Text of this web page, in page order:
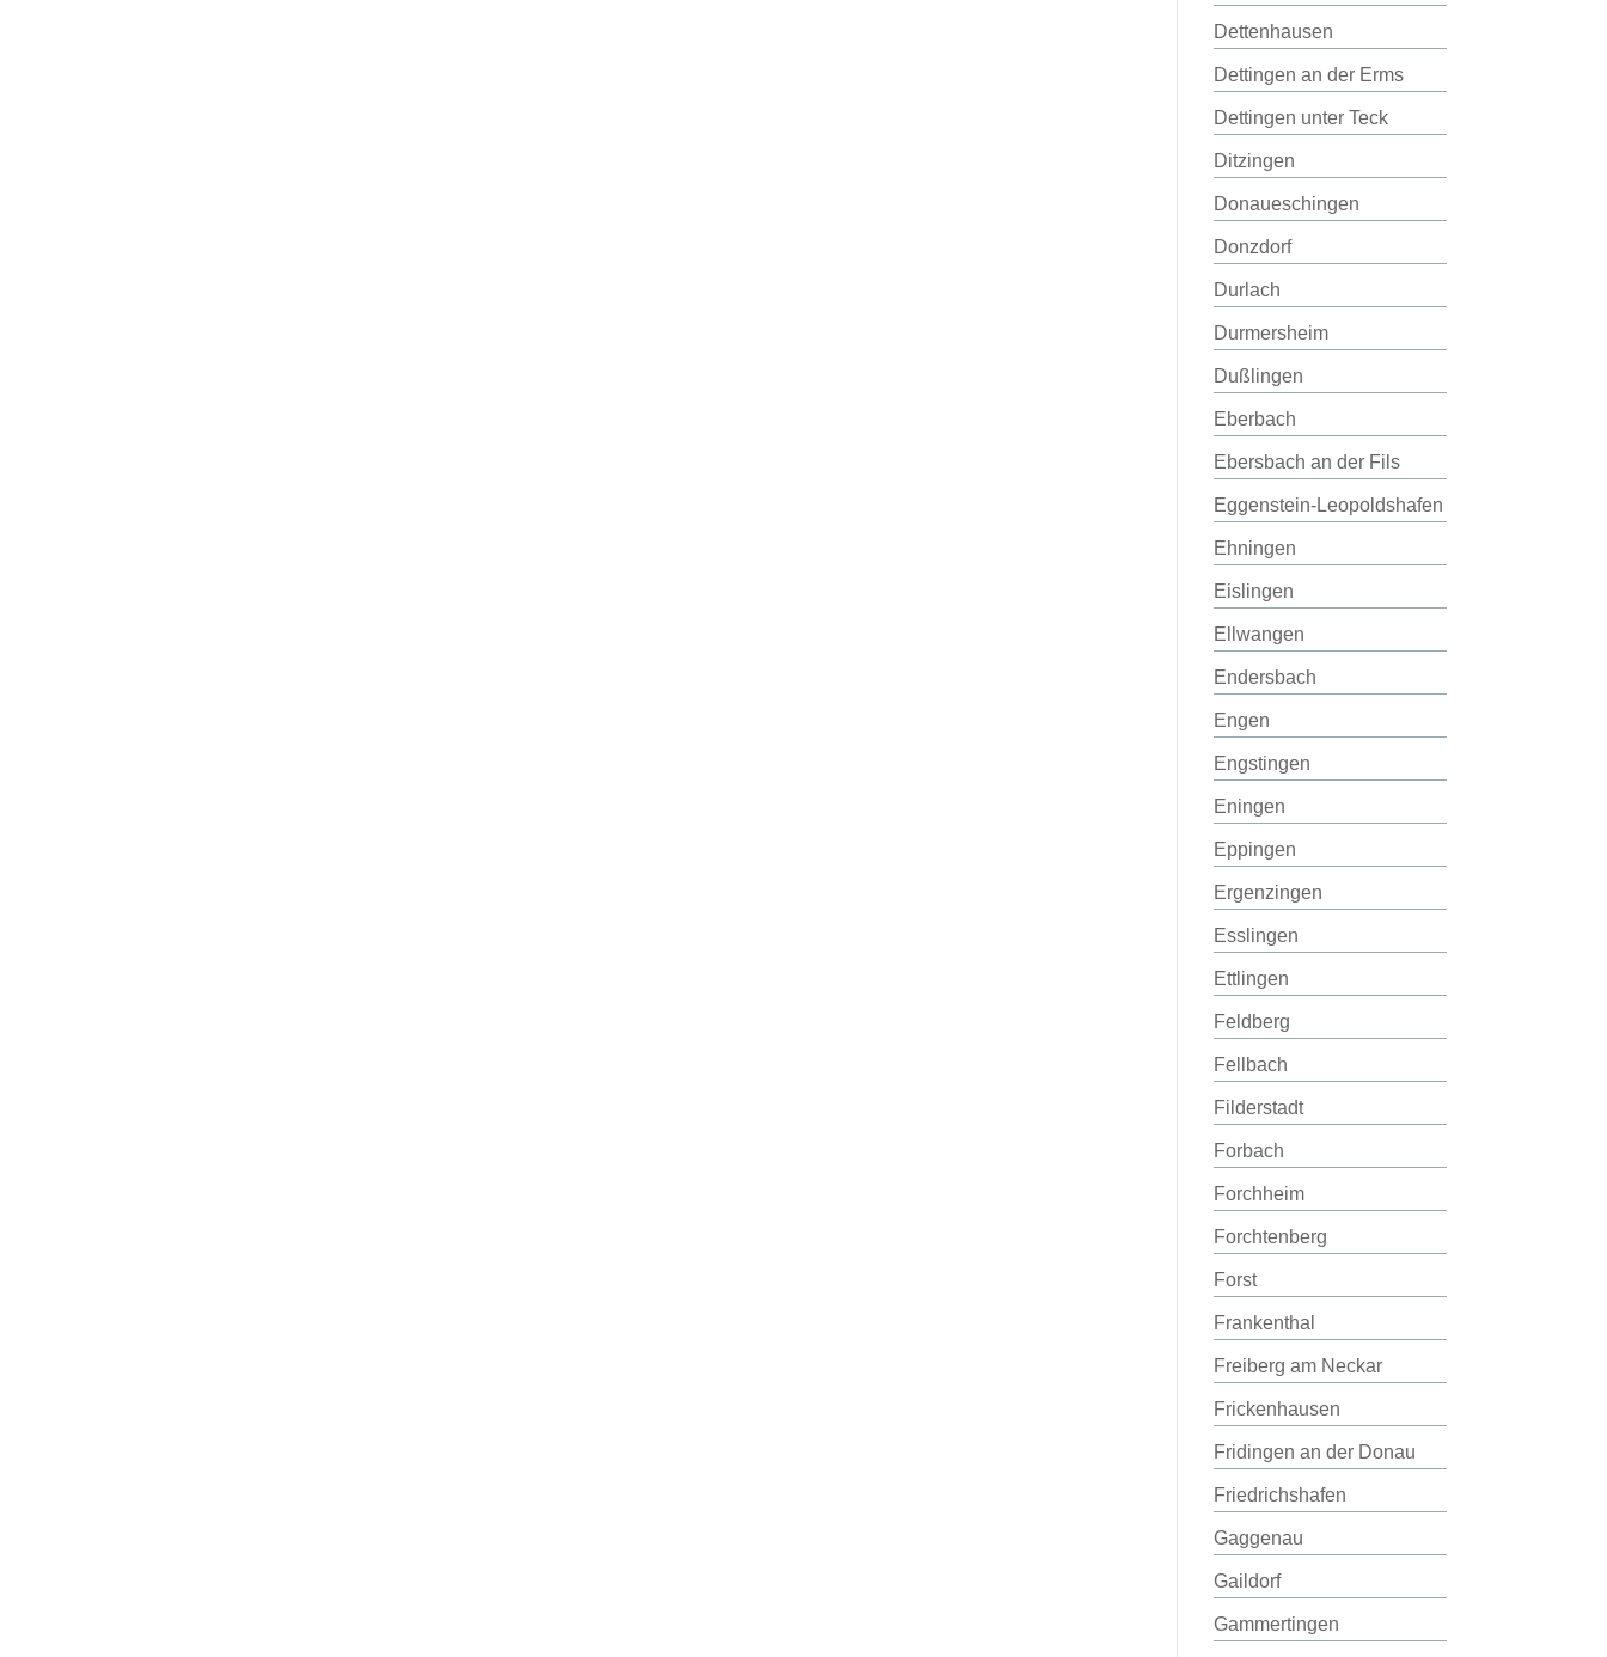
Dettenhausen
Dettingen an der Erms
Dettingen unter Teck
Ditzingen
Donaueschingen
Donzdorf
Durlach
Durmersheim
Dußlingen
Eberbach
Ebersbach an der Fils
Eggenstein-Leopoldshafen
Ehningen
Eislingen
Ellwangen
Endersbach
Engen
Engstingen
Eningen
Eppingen
Ergenzingen
Esslingen
Ettlingen
Feldberg
Fellbach
Filderstadt
Forbach
Forchheim
Forchtenberg
Forst
Frankenthal
Freiberg am Neckar
Frickenhausen
Fridingen an der Donau
Friedrichshafen
Gaggenau
Gaildorf
Gammertingen